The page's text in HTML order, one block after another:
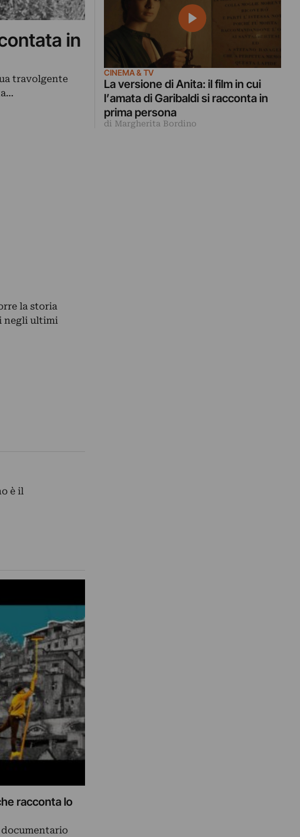
in
travolgente
CINEMA & TV
La versione di Anita: il film in cui
l’amata di Garibaldi si racconta in
prima persona
di Margherita Bordino
la storia
negli ultimi
è il
racconta lo
documentario